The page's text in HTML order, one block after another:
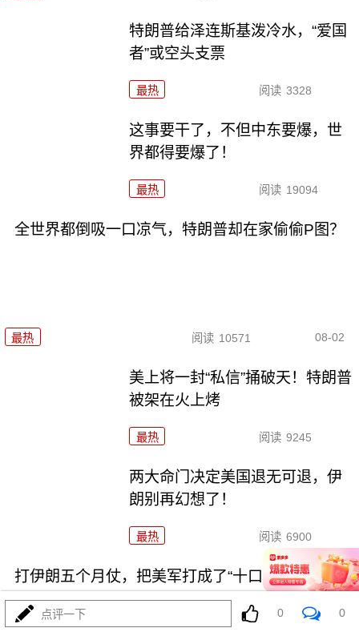
特朗普给泽连斯基泼冷水，“爱国
者”或空头支票
最热 阅读 3328
这事要干了，不但中东要爆，世
界都得要爆了！
最热 阅读 19094
全世界都倒吸一口凉气，特朗普却在家偷偷P图？
最热 阅读 10571 08-02
美上将一封“私信”捅破天！特朗普
被架在火上烤
最热 阅读 9245
两大命门决定美国退无可退，伊
朗别再幻想了！
最热 阅读 6900
打伊朗五个月仗，把美军打成了“十口锅九个盖”
点评一下 0 0